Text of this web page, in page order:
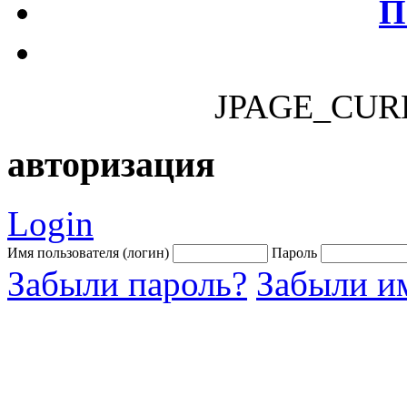
авторизация
Login
Имя пользователя (логин) Пароль
Забыли пароль? Забыли